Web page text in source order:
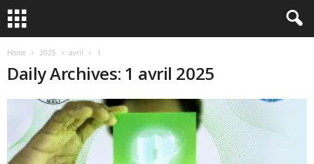
Home 2025 avril 1
Daily Archives: 1 avril 2025